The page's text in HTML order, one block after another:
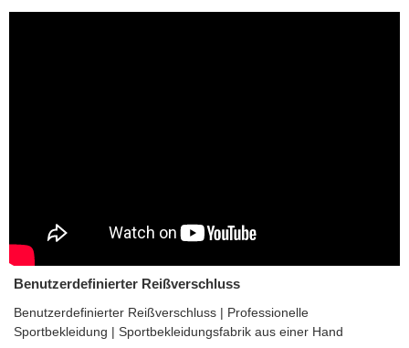
Benutzerdefinierter Reißverschluss
Benutzerdefinierter Reißverschluss | Professionelle
Sportbekleidung | Sportbekleidungsfabrik aus einer Hand